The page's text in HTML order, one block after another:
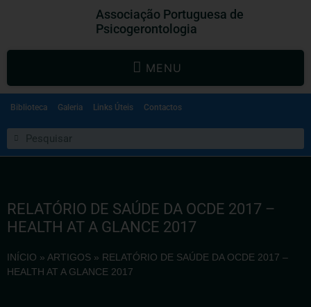
Associação Portuguesa de
Psicogerontologia
MENU
Biblioteca Galeria Links Úteis Contactos
RELATÓRIO DE SAÚDE DA OCDE 2017 –
HEALTH AT A GLANCE 2017
INÍCIO » ARTIGOS » RELATÓRIO DE SAÚDE DA OCDE 2017 –
HEALTH AT A GLANCE 2017